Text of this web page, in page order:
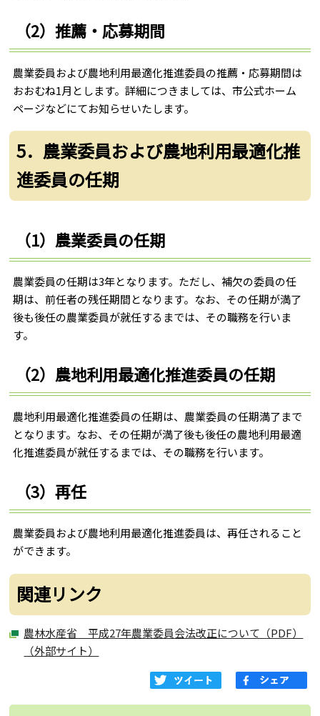
（2）推薦・応募期間
農業委員および農地利用最適化推進委員の推薦・応募期間は
おおむね1月とします。詳細につきましては、市公式ホーム
ページなどにてお知らせいたします。
5．農業委員および農地利用最適化推
進委員の任期
（1）農業委員の任期
農業委員の任期は3年となります。ただし、補欠の委員の任
期は、前任者の残任期間となります。なお、その任期が満了
後も後任の農業委員が就任するまでは、その職務を行いま
す。
（2）農地利用最適化推進委員の任期
農地利用最適化推進委員の任期は、農業委員の任期満了まで
となります。なお、その任期が満了後も後任の農地利用最適
化推進委員が就任するまでは、その職務を行います。
（3）再任
農業委員および農地利用最適化推進委員は、再任されること
ができます。
関連リンク
農林水産省 平成27年農業委員会法改正について（PDF）
（外部サイト）